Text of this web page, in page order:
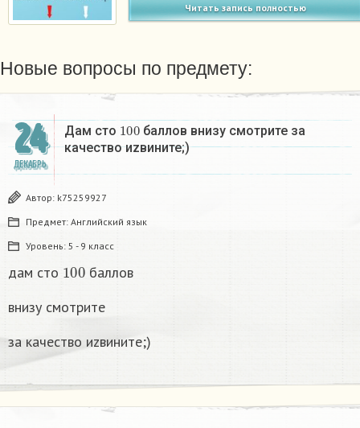
Читать запись полностью
Новые вопросы по предмету:
24
ДЕКАБРЬ
Дам сто 100баллов внизу смотрите за
качество иzвините;)
Автор: k75259927
Предмет: Английский язык
Уровень: 5 - 9 класс
дам сто 100 баллов
внизу смотрите
за качество иzвините;)